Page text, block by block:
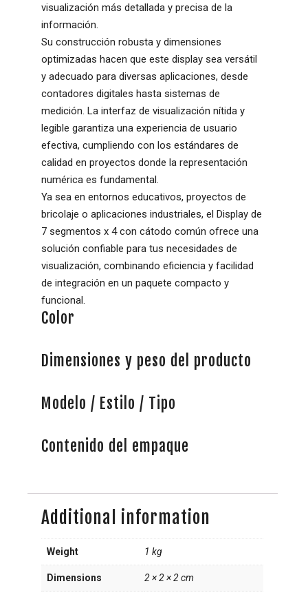
visualización más detallada y precisa de la
información.
Su construcción robusta y dimensiones
optimizadas hacen que este display sea versátil
y adecuado para diversas aplicaciones, desde
contadores digitales hasta sistemas de
medición. La interfaz de visualización nítida y
legible garantiza una experiencia de usuario
efectiva, cumpliendo con los estándares de
calidad en proyectos donde la representación
numérica es fundamental.
Ya sea en entornos educativos, proyectos de
bricolaje o aplicaciones industriales, el Display de
7 segmentos x 4 con cátodo común ofrece una
solución confiable para tus necesidades de
visualización, combinando eficiencia y facilidad
de integración en un paquete compacto y
funcional.
Color
Dimensiones y peso del producto
Modelo / Estilo / Tipo
Contenido del empaque
Additional information
Weight 1 kg
Dimensions 2 × 2 × 2 cm